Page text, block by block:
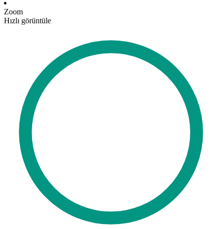
Zoom
Hızlı görüntüle